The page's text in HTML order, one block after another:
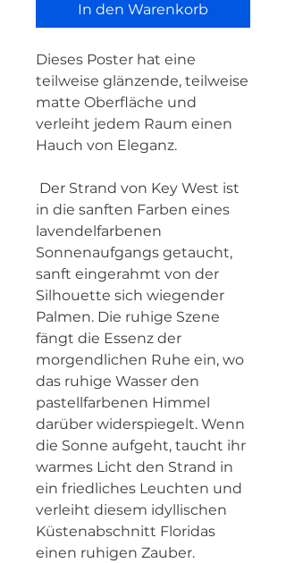
In den Warenkorb
Dieses Poster hat eine
teilweise glänzende, teilweise
matte Oberfläche und
verleiht jedem Raum einen
Hauch von Eleganz.
in die sanften Farben eines
lavendelfarbenen
Sonnenaufgangs getaucht,
sanft eingerahmt von der
Silhouette sich wiegender
Palmen. Die ruhige Szene
fängt die Essenz der
morgendlichen Ruhe ein, wo
das ruhige Wasser den
pastellfarbenen Himmel
darüber widerspiegelt. Wenn
die Sonne aufgeht, taucht ihr
warmes Licht den Strand in
ein friedliches Leuchten und
verleiht diesem idyllischen
Küstenabschnitt Floridas
einen ruhigen Zauber.